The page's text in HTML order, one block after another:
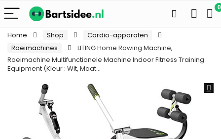
0
Home Shop
Cardio-apparaten
Roeimachines
LITING Home Rowing Machine,
Roeimachine Multifunctionele Machine Indoor Fitness Training
Equipment (Kleur : Wit, Maat…